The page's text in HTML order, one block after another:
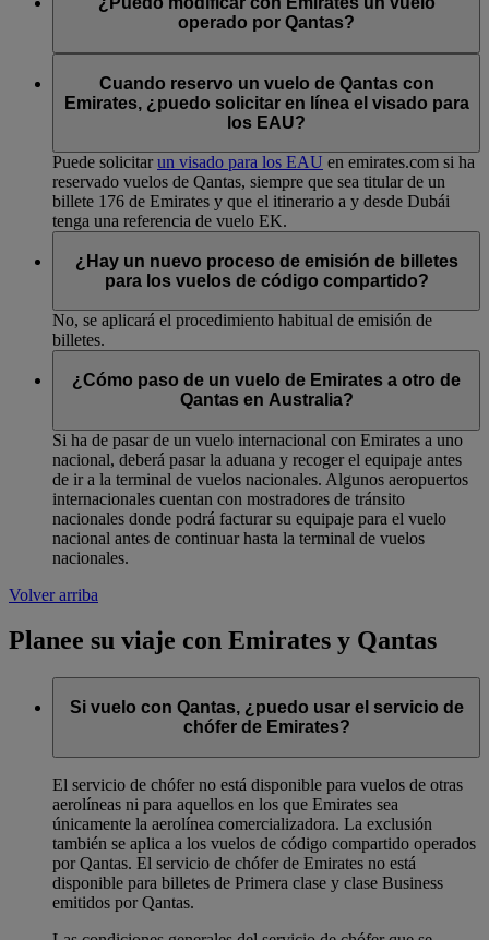
operado por Qantas?
a través de loscentros de contacto de Emirates.
Cuando reservo un vuelo de Qantas con
Emirates, ¿puedo solicitar en línea el visado para
los EAU?
Puede solicitarun visado para los EAU en emirates.com si ha
reservado vuelos de Qantas, siempre que sea titular de un
billete 176 de Emirates y que el itinerario a y desde Dubái
tenga una referencia de vuelo EK.
¿Hay un nuevo proceso de emisión de billetes
para los vuelos de código compartido?
No, se aplicará el procedimiento habitual de emisión de
billetes.
¿Cómo paso de un vuelo de Emirates a otro de
Qantas en Australia?
Si ha de pasar de un vuelo internacional con Emirates a uno
nacional, deberá pasar la aduana y recoger el equipaje antes
de ir a la terminal de vuelos nacionales. Algunos aeropuertos
internacionales cuentan con mostradores de tránsito
nacionales donde podrá facturar su equipaje para el vuelo
nacional antes de continuar hasta la terminal de vuelos
nacionales.
Volver arriba
Planee su viaje con Emirates y Qantas
Si vuelo con Qantas, ¿puedo usar el servicio de
chófer de Emirates?
El servicio de chófer no está disponible para vuelos de otras
aerolíneas ni para aquellos en los que Emirates sea
únicamente la aerolínea comercializadora. La exclusión
también se aplica a los vuelos de código compartido operados
por Qantas. El servicio de chófer de Emirates no está
disponible para billetes de Primera clase y clase Business
emitidos por Qantas.